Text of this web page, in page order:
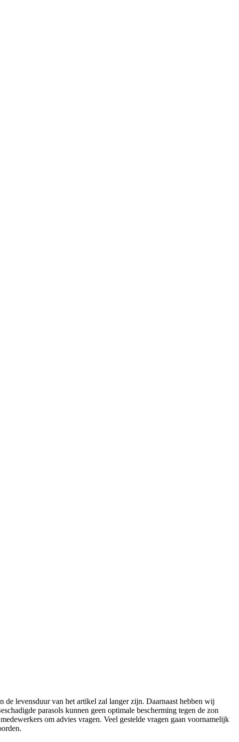
de levensduur van het artikel zal langer zijn. Daarnaast hebben wij
parasols kunnen geen optimale bescherming tegen de zon
om advies vragen. Veel gestelde vragen gaan voornamelijk